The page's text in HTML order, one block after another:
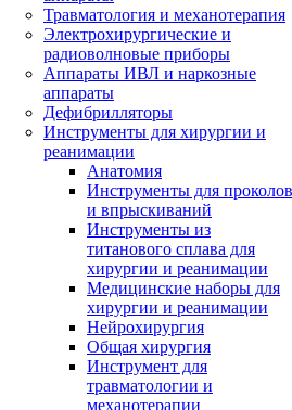
Травматология и механотерапия
Электрохирургические и
радиоволновые приборы
Аппараты ИВЛ и наркозные
аппараты
Дефибрилляторы
Инструменты для хирургии и
реанимации
Анатомия
Инструменты для проколов
и впрыскиваний
Инструменты из
титанового сплава для
хирургии и реанимации
Медицинские наборы для
хирургии и реанимации
Нейрохирургия
Общая хирургия
Инструмент для
травматологии и
механотерапии